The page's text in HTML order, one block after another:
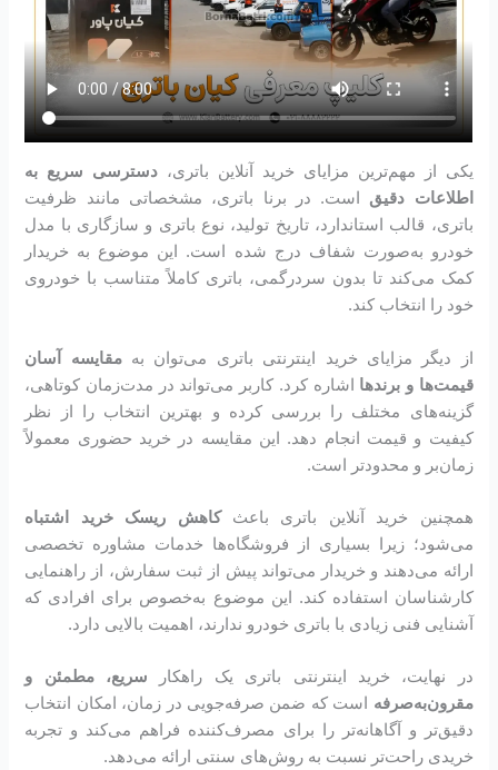
یکی از مهم‌ترین مزایای خرید آنلاین باتری، دسترسی سریع به
اطلاعات دقیق است. در برنا باتری، مشخصاتی مانند ظرفیت
باتری، قالب استاندارد، تاریخ تولید، نوع باتری و سازگاری با مدل
خودرو به‌صورت شفاف درج شده است. این موضوع به خریدار
کمک می‌کند تا بدون سردرگمی، باتری کاملاً متناسب با خودروی
خود را انتخاب کند.
از دیگر مزایای خرید اینترنتی باتری می‌توان بهمقایسه آسان
قیمت‌ها و برندها اشاره کرد. کاربر می‌تواند در مدت‌زمان کوتاهی،
گزینه‌های مختلف را بررسی کرده و بهترین انتخاب را از نظر
کیفیت و قیمت انجام دهد. این مقایسه در خرید حضوری معمولاً
زمان‌بر و محدودتر است.
همچنین خرید آنلاین باتری باعثکاهش ریسک خرید اشتباه
می‌شود؛ زیرا بسیاری از فروشگاه‌ها خدمات مشاوره تخصصی
ارائه می‌دهند و خریدار می‌تواند پیش از ثبت سفارش، از راهنمایی
کارشناسان استفاده کند. این موضوع به‌خصوص برای افرادی که
آشنایی فنی زیادی با باتری خودرو ندارند، اهمیت بالایی دارد.
در نهایت، خرید اینترنتی باتری یک راهکار سریع، مطمئن و
مقرون‌به‌صرفه است که ضمن صرفه‌جویی در زمان، امکان انتخاب
دقیق‌تر و آگاهانه‌تر را برای مصرف‌کننده فراهم می‌کند و تجربه
خریدی راحت‌تر نسبت به روش‌های سنتی ارائه می‌دهد.